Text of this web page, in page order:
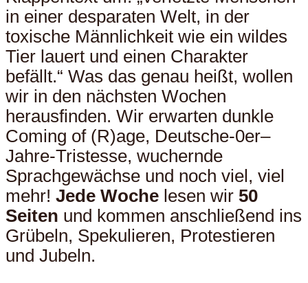
in einer desparaten Welt, in der
toxische Männlichkeit wie ein wildes
Tier lauert und einen Charakter
befällt.“ Was das genau heißt, wollen
wir in den nächsten Wochen
herausfinden. Wir erwarten dunkle
Coming of (R)age, Deutsche-0er–
Jahre-Tristesse, wuchernde
Sprachgewächse und noch viel, viel
mehr! Jede Woche lesen wir 50
Seiten und kommen anschließend ins
Grübeln, Spekulieren, Protestieren
und Jubeln.